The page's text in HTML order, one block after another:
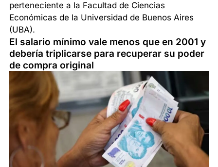
perteneciente a la Facultad de Ciencias
Económicas de la Universidad de Buenos Aires
(UBA).
El salario mínimo vale menos que en 2001 y
debería triplicarse para recuperar su poder
de compra original